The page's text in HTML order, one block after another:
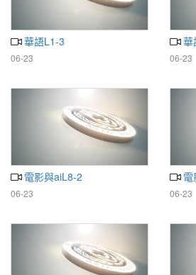
華語L1-3
06-23
華
06-23
電影與aiL8-2
06-23
電
06-23